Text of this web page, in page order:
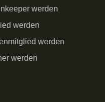
werden
werden
werden
werden